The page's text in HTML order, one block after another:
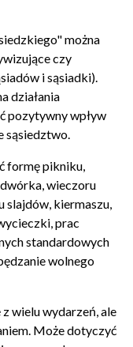
można
czy
i sąsiadki).
działania
pozytywny wpływ
sąsiedztwo.
formę pikniku,
wieczoru
slajdów, kiermaszu,
prac
standardowych
wolnego
wielu wydarzeń, ale
Może dotyczyć